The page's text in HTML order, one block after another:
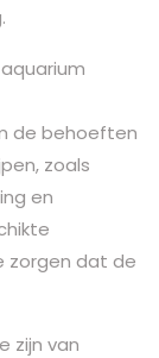
de behoeften
zoals
en
zorgen dat de
zijn van